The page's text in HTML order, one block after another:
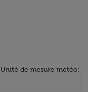
Unité de mesure météo: